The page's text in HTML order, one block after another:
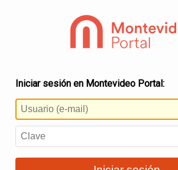
Iniciar sesión en Montevideo Portal: